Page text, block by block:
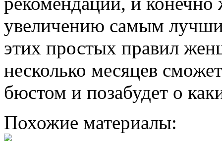
увеличению самым
этих простых правил
несколько месяцев
бюстом и позабудет о
Похожие материалы: